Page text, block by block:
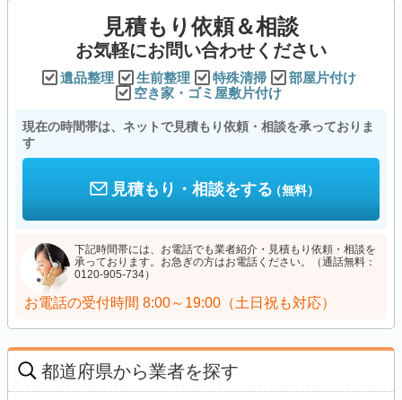
見積もり依頼＆相談
お気軽にお問い合わせください
遺品整理 生前整理 特殊清掃
部屋片付け
空き家・ゴミ屋敷片付け
現在の時間帯は、ネットで見積もり依頼・相談を承っておりま
す
見積もり・相談をする（無料）
下記時間帯には、お電話でも業者紹介・見積もり依頼・相談を
承っております。お急ぎの方はお電話ください。（通話無料：
0120-905-734）
お電話の受付時間 8:00～19:00（土日祝も対応）
都道府県から業者を探す